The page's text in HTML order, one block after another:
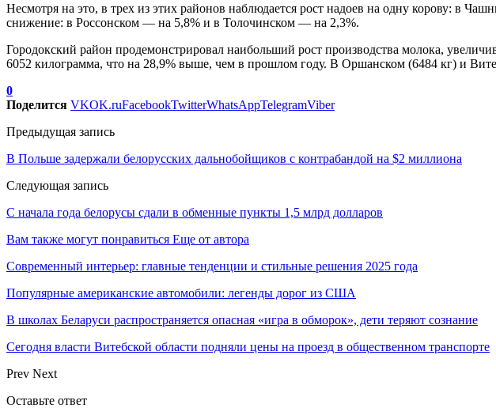
Несмотря на это, в трех из этих районов наблюдается рост надоев на одну корову: в
снижение: в Россонском — на 5,8% и в Толочинском — на 2,3%.
Городокский район продемонстрировал наибольший рост производства молока,
6052 килограмма, что на 28,9% выше, чем в прошлом году. В Оршанском (6484 кг) и
0
Поделится VKOK.ruFacebookTwitterWhatsAppTelegramViber
Предыдущая запись
В Польше задержали белорусских дальнобойщиков с контрабандой на $2 миллиона
Следующая запись
С начала года белорусы сдали в обменные пункты 1,5 млрд долларов
Вам также могут понравиться Еще от автора
Современный интерьер: главные тенденции и стильные решения 2025 года
Популярные американские автомобили: легенды дорог из США
В школах Беларуси распространяется опасная «игра в обморок», дети теряют сознание
Сегодня власти Витебской области подняли цены на проезд в общественном транспорте
Prev Next
Оставьте ответ